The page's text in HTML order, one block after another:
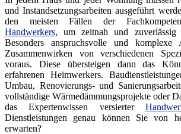
und Instandsetzungsarbeiten ausgeführt
den meisten Fällen der
Handwerkers, um zeitnah und zuverlässig
Besonders anspruchsvolle und komplexe
Zusammenwirken von verschiedenen
voraus. Diese übersteigen dann das
erfahrenen Heimwerkers.
Umbau, Renovierungs- und
vollständige Wärmedämmungsprojekte oder
das Expertenwissen versierter
Dienstleistungen genau können Sie von
erwarten?